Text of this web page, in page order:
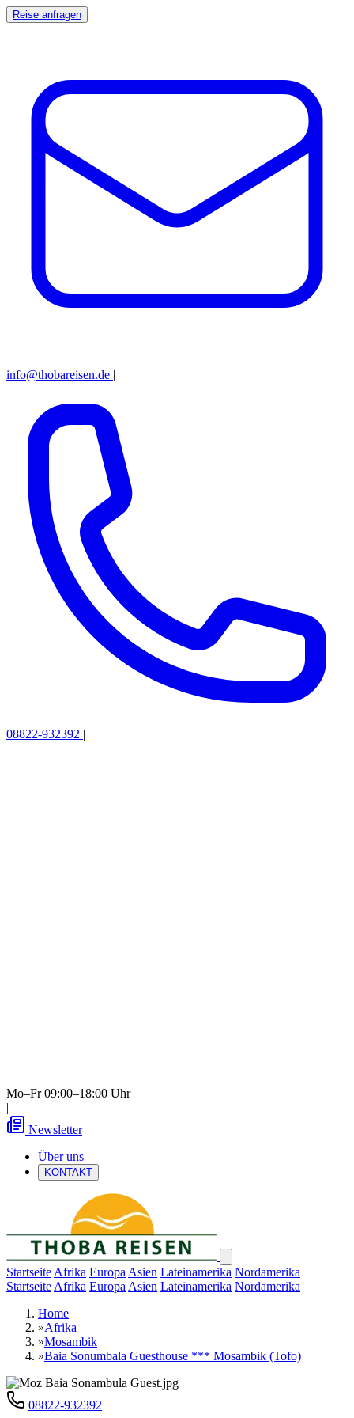
Reise anfragen
info@thobareisen.de |
08822-932392 |
Mo–Fr 09:00–18:00 Uhr
|
Newsletter
Über uns
KONTAKT
Startseite Afrika Europa Asien Lateinamerika Nordamerika
Startseite Afrika Europa Asien Lateinamerika Nordamerika
Home
»Afrika
»Mosambik
»Baia Sonumbala Guesthouse *** Mosambik (Tofo)
08822-932392